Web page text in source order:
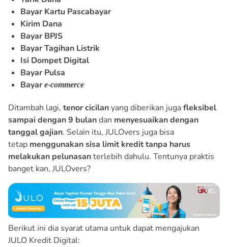
Bayar Kartu Pascabayar
Kirim Dana
Bayar BPJS
Bayar Tagihan Listrik
Isi Dompet Digital
Bayar Pulsa
Bayar e-commerce
Ditambah lagi, tenor cicilanyang diberikan jugafleksibel
sampai dengan 9 bulandan menyesuaikan dengan
tanggal gajian. Selain itu, JULOvers juga bisa
tetap menggunakan sisa limit kredittanpa harus
melakukan pelunasanterlebih dahulu. Tentunya praktis
banget kan, JULOvers?
Berikut ini dia syarat utama untuk dapat mengajukan
JULO Kredit Digital: